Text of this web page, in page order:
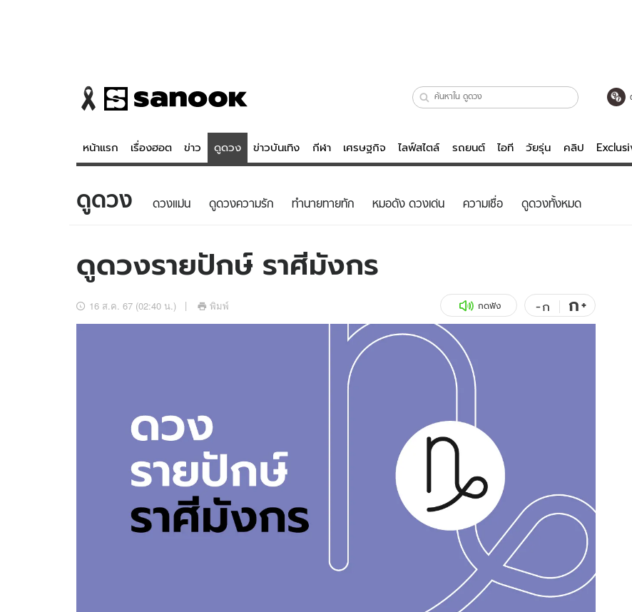
หน้าแรก เรื่องฮอต ข่าว ดูดวง ข่าวบันเทิง กีฬา เศรษฐกิจ ไลฟ์สไตล์ รถยนต์ ไอที วัยรุ่น คลิป
ข่าว
ข่าวบันเทิง
ดูดวง - ตรวจหวย
สถิติหวยไทย
ไลฟ์สไตล์
รถยนต์
สุขภาพ
เที่ยว-กิน
Tasteful Thailand
คลิป
พอดแคสต์
ดาวน์โหลดสนุกแอปฟรี ติดตามสนุกโซเชียลได้ที่
สงวนลิขสิทธิ์ ©2569บริษัท อิมเมจ ฟิวเจอร์ (ประเทศไทย) จำกัด
ดูดวง ดวงแม่น ดูดวงความรัก ทํานายทายทัก หมอดัง ดวงเด่น ความเชื่อ ดูดวงทั้งหมด
ดูดวงรายปักษ์ ราศีมังกร
16 ส.ค. 67 (02:40 น.) พิมพ์ กดฟัง -ก ก+